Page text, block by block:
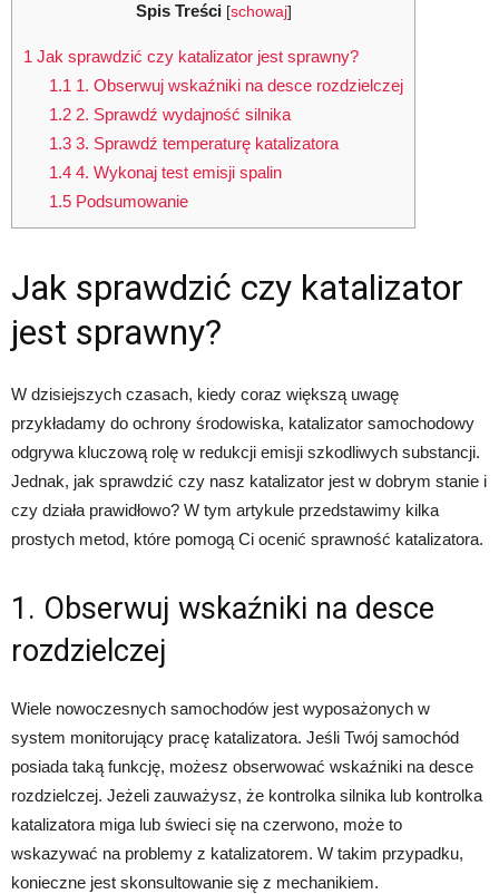
Spis Treści [schowaj]
1 Jak sprawdzić czy katalizator jest sprawny?
1.11. Obserwuj wskaźniki na desce rozdzielczej
1.22. Sprawdź wydajność silnika
1.33. Sprawdź temperaturę katalizatora
1.44. Wykonaj test emisji spalin
1.5Podsumowanie
Jak sprawdzić czy katalizator
jest sprawny?
W dzisiejszych czasach, kiedy coraz większą uwagę
przykładamy do ochrony środowiska, katalizator samochodowy
odgrywa kluczową rolę w redukcji emisji szkodliwych substancji.
Jednak, jak sprawdzić czy nasz katalizator jest w dobrym stanie i
czy działa prawidłowo? W tym artykule przedstawimy kilka
prostych metod, które pomogą Ci ocenić sprawność katalizatora.
1. Obserwuj wskaźniki na desce
rozdzielczej
Wiele nowoczesnych samochodów jest wyposażonych w
system monitorujący pracę katalizatora. Jeśli Twój samochód
posiada taką funkcję, możesz obserwować wskaźniki na desce
rozdzielczej. Jeżeli zauważysz, że kontrolka silnika lub kontrolka
katalizatora miga lub świeci się na czerwono, może to
wskazywać na problemy z katalizatorem. W takim przypadku,
konieczne jest skonsultowanie się z mechanikiem.